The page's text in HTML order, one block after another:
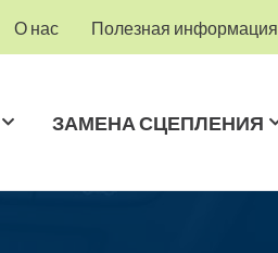
ЗАМЕНА СЦЕПЛЕНИЯ
О нас Полезная информация